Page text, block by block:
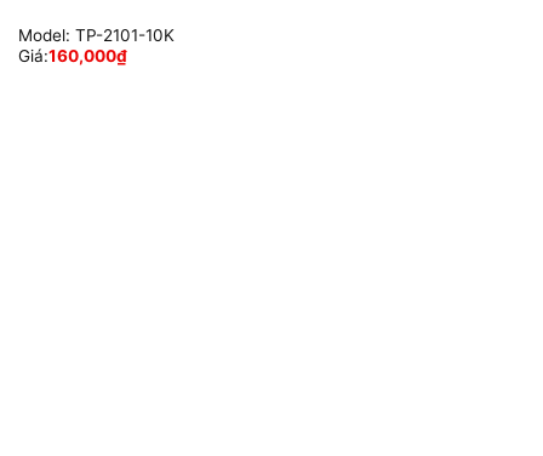
Model: TP-2101-10K
Giá:160,000₫